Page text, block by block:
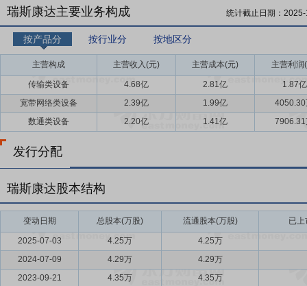
瑞斯康达主要业务构成 统计截止日期：
按产品分 按行业分 按地区分
主营构成 主营收入(元) 主营成本(元) 主营利润
传输类设备 4.68亿 2.81亿
1.87亿
宽带网络类设备
2.39亿 1.99亿
4050.30
数通类设备
2.20亿 1.41亿 7906.31
发行分配
瑞斯康达股本结构
变动日期 总股本(万股) 流通股本(万股) 已
2025-07-03 4.25万
4.25万
2024-07-09
4.29万
4.29万
2023-09-21
4.35万 4.35万